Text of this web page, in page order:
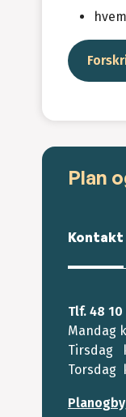
Plan
Kontakt
Tlf. 48 10
Mandag
Tirsdag
Torsdag